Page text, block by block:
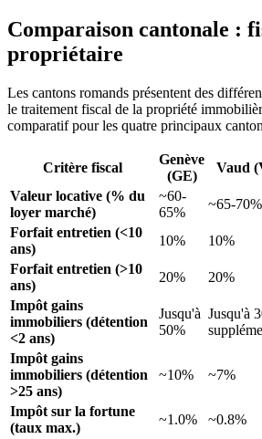
Comparaison cantonale :
propriétaire
Les cantons romands présentent des
le traitement fiscal de la propriété
comparatif pour les quatre principaux
Critère fiscal
Genève
(GE)
Vaud
Valeur locative (% du
loyer marché)
~60-
65%
~65-70%
Forfait entretien (<10
ans)
10% 10%
Forfait entretien (>10
ans)
20% 20%
Impôt gains
immobiliers (détention
<2 ans)
Jusqu'à
50%
Jusqu'à
Impôt gains
immobiliers (détention
>25 ans)
~10% ~7%
Impôt sur la fortune
(taux max.)
~1.0% ~0.8%